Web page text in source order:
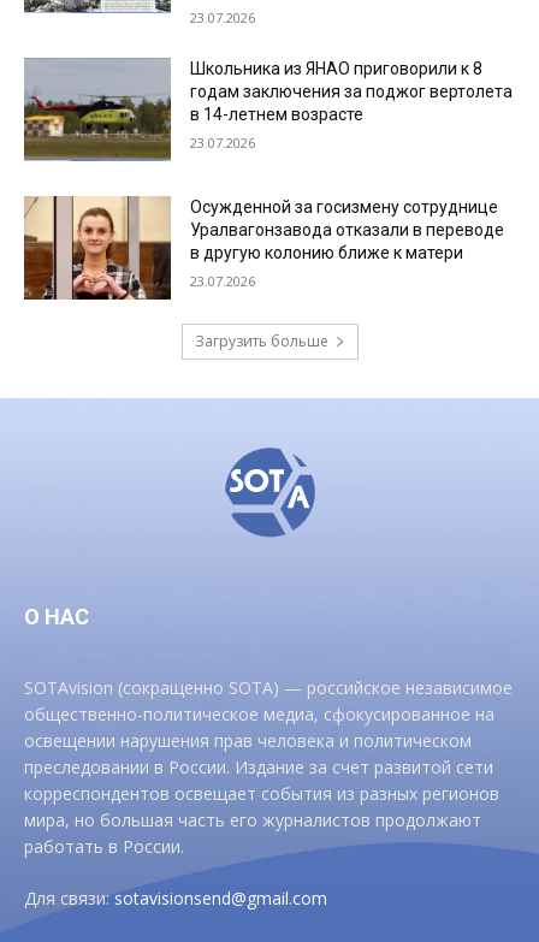
23.07.2026
Школьника из ЯНАО приговорили к 8
годам заключения за поджог вертолета
в 14-летнем возрасте
23.07.2026
Осужденной за госизмену сотруднице
Уралвагонзавода отказали в переводе
в другую колонию ближе к матери
23.07.2026
Загрузить больше
О НАС
SOTAvision (сокращенно SOTA) — российское независимое
общественно-политическое медиа, сфокусированное на
освещении нарушения прав человека и политическом
преследовании в России. Издание за счет развитой сети
корреспондентов освещает события из разных регионов
мира, но большая часть его журналистов продолжают
работать в России.
Для связи:sotavisionsend@gmail.com